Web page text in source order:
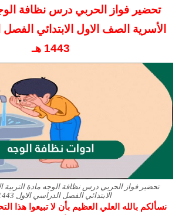
تحضير فواز الحربي درس نظافة
الأسرية الصف الاول الابتدائي
1443 هـ
تحضير فواز الحربي درس نظافة الوجه مادة التربية
الابتدائي الفصل الدراسي الاول 1443 هـ
نسألكم بالله العلي العظيم بأن لا تبيعوا هذا